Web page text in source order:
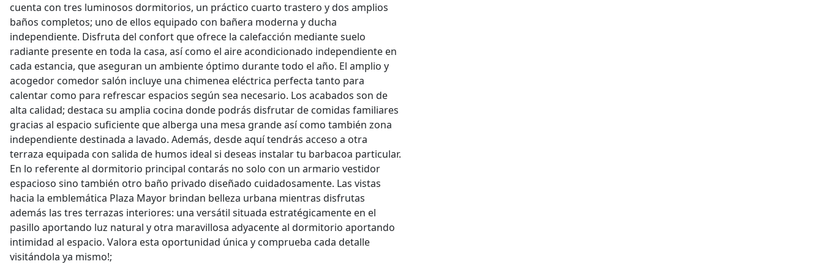
cuenta con tres luminosos dormitorios, un práctico cuarto trastero y dos amplios
baños completos; uno de ellos equipado con bañera moderna y ducha
independiente. Disfruta del confort que ofrece la calefacción mediante suelo
radiante presente en toda la casa, así como el aire acondicionado independiente en
cada estancia, que aseguran un ambiente óptimo durante todo el año. El amplio y
acogedor comedor salón incluye una chimenea eléctrica perfecta tanto para
calentar como para refrescar espacios según sea necesario. Los acabados son de
alta calidad; destaca su amplia cocina donde podrás disfrutar de comidas familiares
gracias al espacio suficiente que alberga una mesa grande así como también zona
independiente destinada a lavado. Además, desde aquí tendrás acceso a otra
terraza equipada con salida de humos ideal si deseas instalar tu barbacoa particular.
En lo referente al dormitorio principal contarás no solo con un armario vestidor
espacioso sino también otro baño privado diseñado cuidadosamente. Las vistas
hacia la emblemática Plaza Mayor brindan belleza urbana mientras disfrutas
además las tres terrazas interiores: una versátil situada estratégicamente en el
pasillo aportando luz natural y otra maravillosa adyacente al dormitorio aportando
intimidad al espacio. Valora esta oportunidad única y comprueba cada detalle
visitándola ya mismo!;